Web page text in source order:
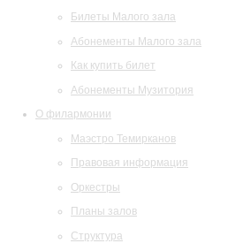
Билеты Малого зала
Абонементы Малого зала
Как купить билет
Абонементы Музитория
О филармонии
Маэстро Темирканов
Правовая информация
Оркестры
Планы залов
Структура